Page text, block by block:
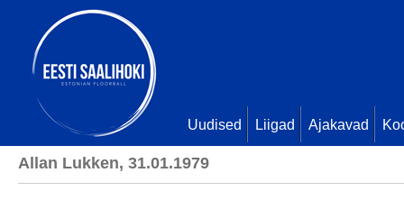
Uudised Liigad Ajakavad
Allan Lukken, 31.01.1979